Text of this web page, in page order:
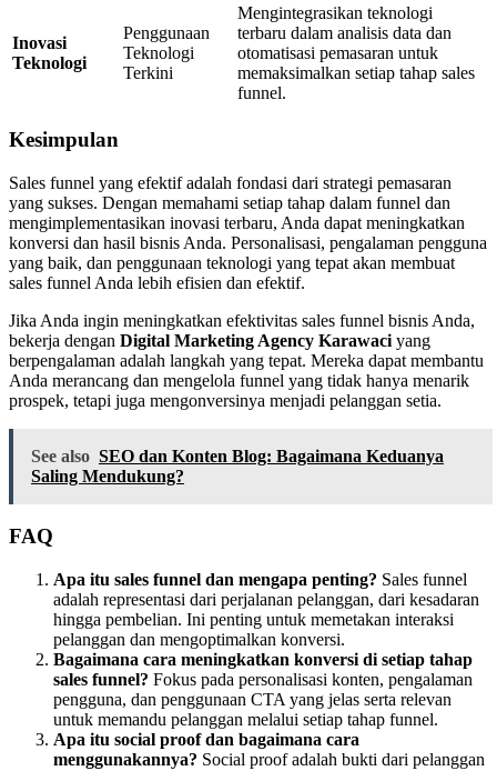
Inovasi
Teknologi
Penggunaan
Teknologi
Terkini
Mengintegrasikan teknologi
terbaru dalam analisis data dan
otomatisasi pemasaran untuk
memaksimalkan setiap tahap sales
funnel.
Kesimpulan
Sales funnel yang efektif adalah fondasi dari strategi pemasaran
yang sukses. Dengan memahami setiap tahap dalam funnel dan
mengimplementasikan inovasi terbaru, Anda dapat meningkatkan
konversi dan hasil bisnis Anda. Personalisasi, pengalaman pengguna
yang baik, dan penggunaan teknologi yang tepat akan membuat
sales funnel Anda lebih efisien dan efektif.
Jika Anda ingin meningkatkan efektivitas sales funnel bisnis Anda,
bekerja dengan Digital Marketing Agency Karawaci yang
berpengalaman adalah langkah yang tepat. Mereka dapat membantu
Anda merancang dan mengelola funnel yang tidak hanya menarik
prospek, tetapi juga mengonversinya menjadi pelanggan setia.
See also SEO dan Konten Blog: Bagaimana Keduanya
Saling Mendukung?
FAQ
Apa itu sales funnel dan mengapa penting? Sales funnel
adalah representasi dari perjalanan pelanggan, dari kesadaran
hingga pembelian. Ini penting untuk memetakan interaksi
pelanggan dan mengoptimalkan konversi.
Bagaimana cara meningkatkan konversi di setiap tahap
sales funnel? Fokus pada personalisasi konten, pengalaman
pengguna, dan penggunaan CTA yang jelas serta relevan
untuk memandu pelanggan melalui setiap tahap funnel.
Apa itu social proof dan bagaimana cara
menggunakannya? Social proof adalah bukti dari pelanggan